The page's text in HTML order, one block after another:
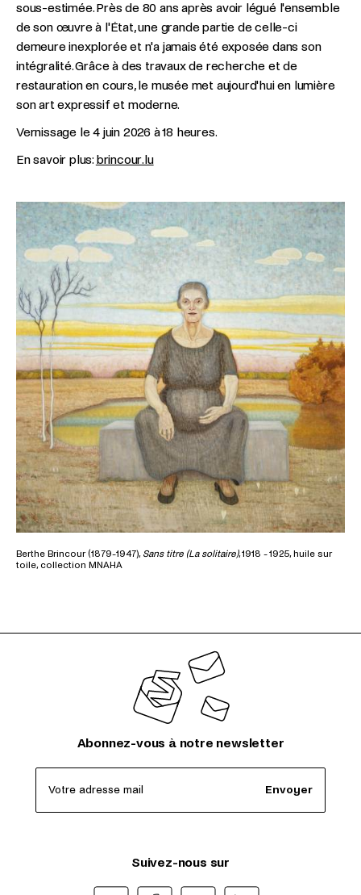
sous-estimée. Près de 80 ans après avoir légué l'ensemble
de son œuvre à l'État, une grande partie de celle-ci
demeure inexplorée et n'a jamais été exposée dans son
intégralité. Grâce à des travaux de recherche et de
restauration en cours, le musée met aujourd'hui en lumière
son art expressif et moderne.
Vernissage le 4 juin 2026 à 18 heures.
En savoir plus: brincour.lu
Berthe Brincour (1879-1947), Sans titre (La solitaire), 1918 - 1925, huile sur
toile, collection MNAHA
Abonnez-vous à notre newsletter
Votre adresse mail Envoyer
Suivez-nous sur